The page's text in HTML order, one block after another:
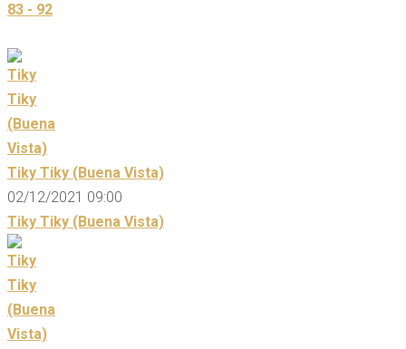
83 - 92
Tiky Tiky (Buena Vista)
02/12/2021 09:00
Tiky Tiky (Buena Vista)